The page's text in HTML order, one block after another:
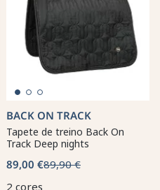
BACK ON TRACK
Tapete de treino Back On
Track Deep nights
89,00 €89,90 €
2 cores